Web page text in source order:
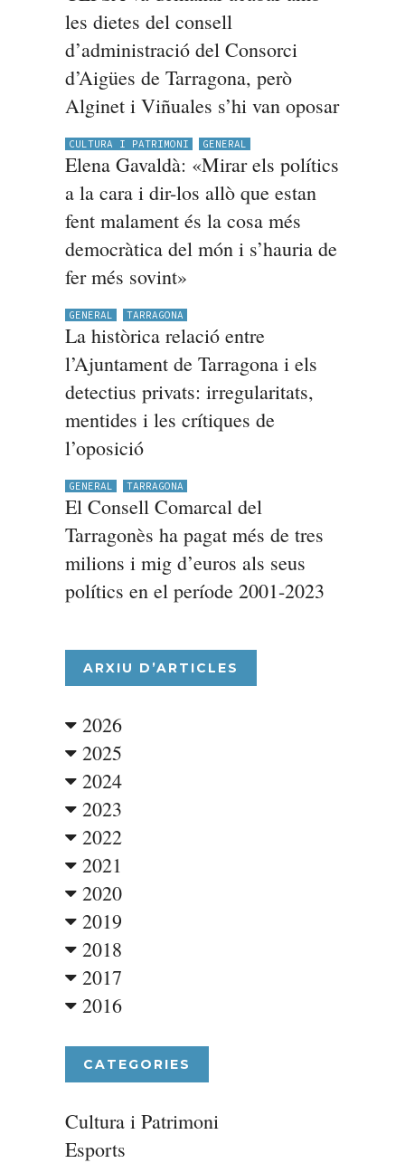
les dietes del consell
d’administració del Consorci
d’Aigües de Tarragona, però
Alginet i Viñuales s’hi van oposar
CULTURA I PATRIMONI GENERAL
Elena Gavaldà: «Mirar els polítics
a la cara i dir-los allò que estan
fent malament és la cosa més
democràtica del món i s’hauria de
fer més sovint»
GENERAL TARRAGONA
La històrica relació entre
l’Ajuntament de Tarragona i els
detectius privats: irregularitats,
mentides i les crítiques de
l’oposició
GENERAL TARRAGONA
El Consell Comarcal del
Tarragonès ha pagat més de tres
milions i mig d’euros als seus
polítics en el període 2001-2023
ARXIU D’ARTICLES
2026
2025
2024
2023
2022
2021
2020
2019
2018
2017
2016
CATEGORIES
Cultura i Patrimoni
Esports